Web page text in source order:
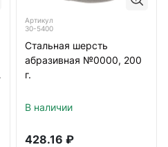
Артикул
30-5400
Стальная шерсть
абразивная №0000, 200
г.
В наличии
428.16 ₽